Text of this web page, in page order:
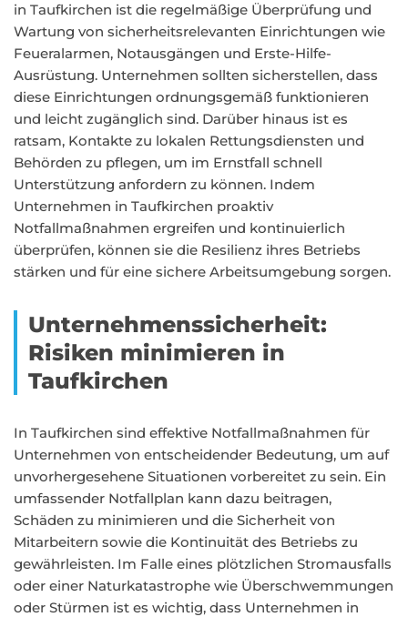
in Taufkirchen ist die regelmäßige Überprüfung und
Wartung von sicherheitsrelevanten Einrichtungen wie
Feueralarmen, Notausgängen und Erste-Hilfe-
Ausrüstung. Unternehmen sollten sicherstellen, dass
diese Einrichtungen ordnungsgemäß funktionieren
und leicht zugänglich sind. Darüber hinaus ist es
ratsam, Kontakte zu lokalen Rettungsdiensten und
Behörden zu pflegen, um im Ernstfall schnell
Unterstützung anfordern zu können. Indem
Unternehmen in Taufkirchen proaktiv
Notfallmaßnahmen ergreifen und kontinuierlich
überprüfen, können sie die Resilienz ihres Betriebs
stärken und für eine sichere Arbeitsumgebung sorgen.
Unternehmenssicherheit:
Risiken minimieren in
Taufkirchen
In Taufkirchen sind effektive Notfallmaßnahmen für
Unternehmen von entscheidender Bedeutung, um auf
unvorhergesehene Situationen vorbereitet zu sein. Ein
umfassender Notfallplan kann dazu beitragen,
Schäden zu minimieren und die Sicherheit von
Mitarbeitern sowie die Kontinuität des Betriebs zu
gewährleisten. Im Falle eines plötzlichen Stromausfalls
oder einer Naturkatastrophe wie Überschwemmungen
oder Stürmen ist es wichtig, dass Unternehmen in